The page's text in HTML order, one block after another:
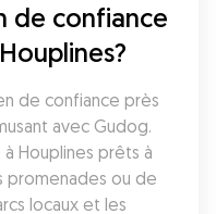
de confiance
de confiance près
avec Gudog.
Houplines prêts à
promenades ou de
locaux et les